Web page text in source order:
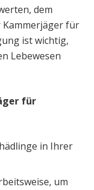
dem
Kammerjäger für
ist wichtig,
Lebewesen
für
in Ihrer
um